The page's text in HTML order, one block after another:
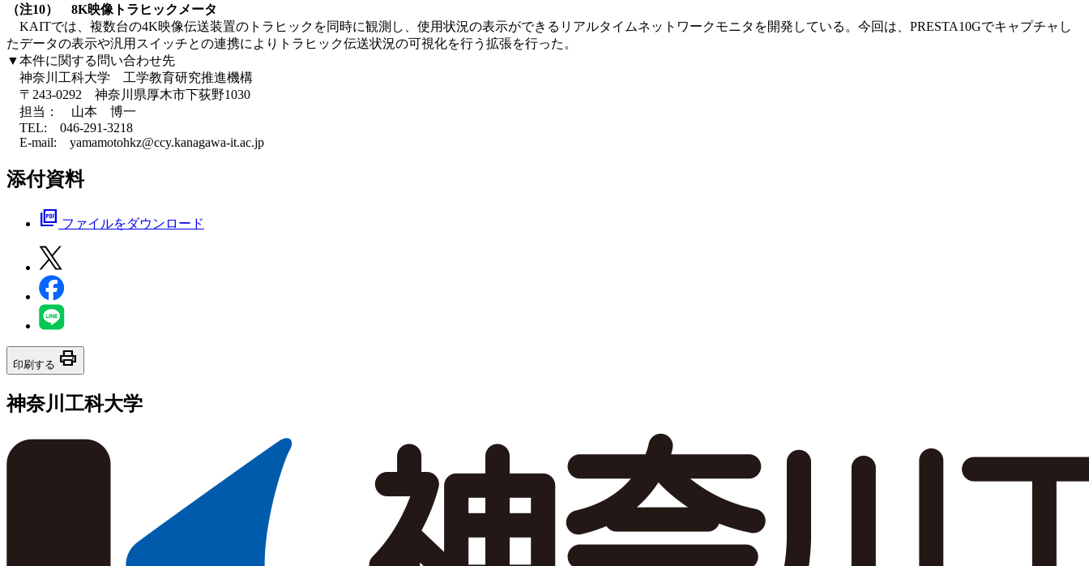
（注10） 8K映像トラヒックメータ
KAITでは、複数台の4K映像伝送装置のトラヒックを同時に観測し、使用状況の表示ができるリアルタイムネットワークモニタを開発している。今回は、PRESTA10Gでキャプチャし
たデータの表示や汎用スイッチとの連携によりトラヒック伝送状況の可視化を行う拡張を行った。
▼本件に関する問い合わせ先
神奈川工科大学 工学教育研究推進機構
〒243-0292 神奈川県厚木市下荻野1030
担当： 山本 博一
TEL: 046-291-3218
E-mail: yamamotohkz@ccy.kanagawa-it.ac.jp
添付資料
picture_as_pdf ファイルをダウンロード
印刷する print
神奈川工科大学